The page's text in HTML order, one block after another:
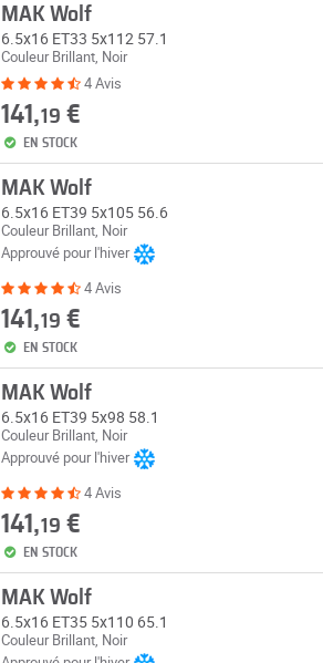
MAK Wolf
6.5x16 ET33 5x112 57.1
Couleur Brillant, Noir
4 Avis
141,19 €
EN STOCK
MAK Wolf
6.5x16 ET39 5x105 56.6
Couleur Brillant, Noir
Approuvé pour l'hiver
4 Avis
141,19 €
EN STOCK
MAK Wolf
6.5x16 ET39 5x98 58.1
Couleur Brillant, Noir
Approuvé pour l'hiver
4 Avis
141,19 €
EN STOCK
MAK Wolf
6.5x16 ET35 5x110 65.1
Couleur Brillant, Noir